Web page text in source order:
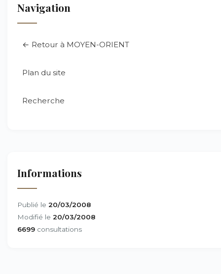
Navigation
← Retour à MOYEN-ORIENT
Plan du site
Recherche
Informations
Publié le 20/03/2008
Modifié le 20/03/2008
6699 consultations